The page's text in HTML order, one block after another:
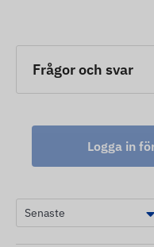
Frågor och svar
Logga in